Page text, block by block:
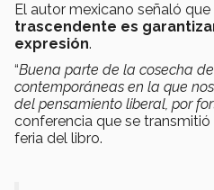
El autor mexicano señaló
trascendente es
expresión.
“Buena parte de la cosecha
contemporáneas en la que
del pensamiento liberal, por
conferencia que se
feria del libro.